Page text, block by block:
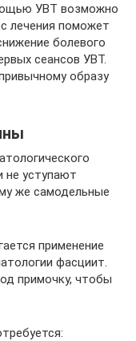
УВТ возможно
лечения поможет
болевого
сеансов УВТ.
образу
не уступают
же самодельные
применение
фасциит.
примочку, чтобы